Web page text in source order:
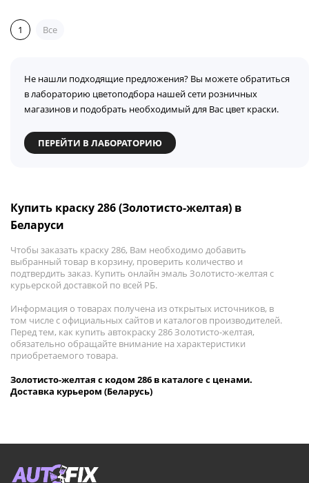
1 Все
Не нашли подходящие предложения? Вы можете обратиться
в лабораторию цветоподбора нашей сети розничных
магазинов и подобрать необходимый для Вас цвет краски.
ПЕРЕЙТИ В ЛАБОРАТОРИЮ
Купить краску 286 (Золотисто-желтая) в
Беларуси
Чтобы заказать краску 286, Вам необходимо добавить
выбранный товар в корзину, проверить количество и
подтвердить заказ. Купить онлайн эмаль Золотисто-желтая с
курьерской доставкой по всей РБ.
Информация о товарах получена из открытых источников, в
том числе с официальных сайтов и каталогов производителей.
Перед тем, как купить автокраску 286 Золотисто-желтая,
обязательно обращайте внимание на характеристики
приобретаемого товара.
Золотисто-желтая с кодом 286 в каталоге с ценами.
Доставка курьером (Беларусь)